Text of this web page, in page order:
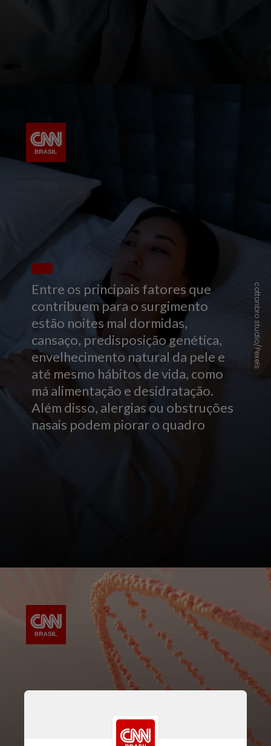
Entre os principais fatores que
contribuem para o surgimento
estão noites mal dormidas,
cansaço, predisposição genética,
envelhecimento natural da pele e
até mesmo hábitos de vida, como
má alimentação e desidratação.
Além disso, alergias ou obstruções
nasais podem piorar o quadro
cottonbro studio/Pexels